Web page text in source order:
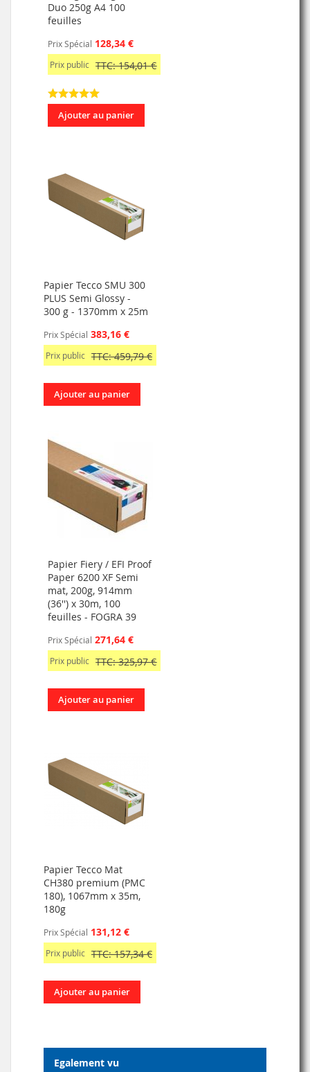
Duo 250g A4 100
feuilles
Prix Spécial 128,34 €
Prix public TTC: 154,01 €
Ajouter au panier
Papier Tecco SMU 300
PLUS Semi Glossy -
300 g - 1370mm x 25m
Prix Spécial 383,16 €
Prix public TTC: 459,79 €
Ajouter au panier
Papier Fiery / EFI Proof
Paper 6200 XF Semi
mat, 200g, 914mm
(36'') x 30m, 100
feuilles - FOGRA 39
Prix Spécial 271,64 €
Prix public TTC: 325,97 €
Ajouter au panier
Papier Tecco Mat
CH380 premium (PMC
180), 1067mm x 35m,
180g
Prix Spécial 131,12 €
Prix public TTC: 157,34 €
Ajouter au panier
Egalement vu